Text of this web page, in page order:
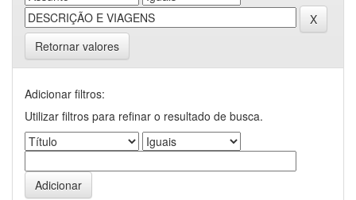
Retornar valores
Adicionar filtros:
Utilizar filtros para refinar o resultado de busca.